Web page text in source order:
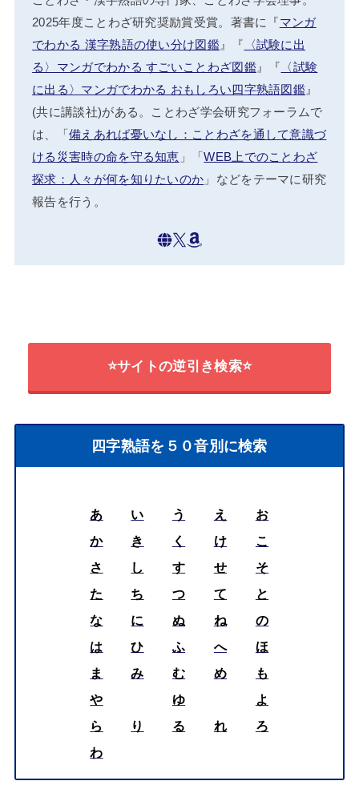
2025年度ことわざ研究奨励賞受賞。著書に『マンガ
でわかる 漢字熟語の使い分け図鑑』『 〈試験に出
る〉マンガでわかる すごいことわざ図鑑』『 〈試験
に出る〉マンガでわかる おもしろい四字熟語図鑑』
(共に講談社)がある。ことわざ学会研究フォーラムで
は、「備えあれば憂いなし：ことわざを通して意識づ
ける災害時の命を守る知恵 」「WEB上でのことわざ
探求：人々が何を知りたいのか 」などをテーマに研究
報告を行う。
⭐サイトの逆引き検索⭐
四字熟語を５０音別に検索
あ い う え
お
か
き く け
こ
さ
し す せ
そ
た
ち つ て
と
な
に ぬ ね
の
は
ひ ふ へ
ほ
ま
み む め
も
や
ゆ
よ
ら
り る れ
ろ
わ